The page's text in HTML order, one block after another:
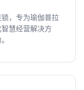
，专为瑜伽普拉
慧经营解决方